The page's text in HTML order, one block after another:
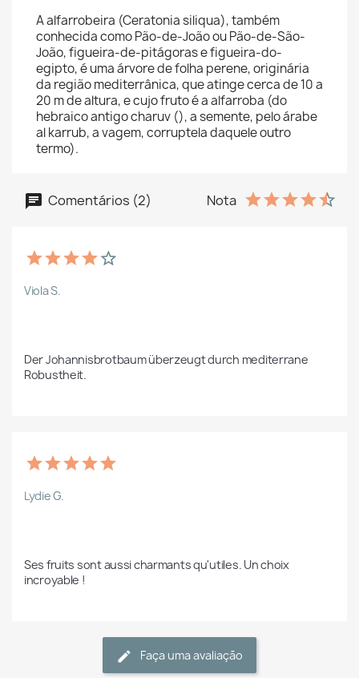
A alfarrobeira (Ceratonia siliqua), também
conhecida como Pão-de-João ou Pão-de-São-
João, figueira-de-pitágoras e figueira-do-
egipto, é uma árvore de folha perene, originária
da região mediterrânica, que atinge cerca de 10 a
20 m de altura, e cujo fruto é a alfarroba (do
hebraico antigo charuv (), a semente, pelo árabe
al karrub, a vagem, corruptela daquele outro
termo).
Comentários (2) Nota
Viola S.
Der Johannisbrotbaum überzeugt durch mediterrane
Robustheit.
Lydie G.
Ses fruits sont aussi charmants qu'utiles. Un choix
incroyable !
Faça uma avaliação